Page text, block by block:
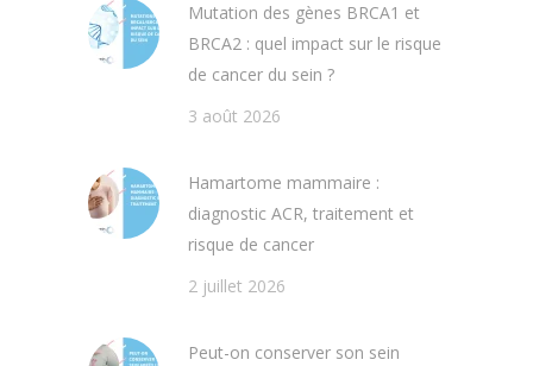
Mutation des gènes BRCA1 et
BRCA2 : quel impact sur le risque
de cancer du sein ?
3 août 2026
Hamartome mammaire :
diagnostic ACR, traitement et
risque de cancer
2 juillet 2026
Peut-on conserver son sein